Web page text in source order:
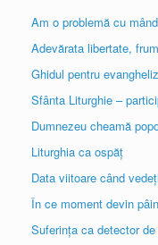
Am o problemă cu
Adevărata libertate,
Ghidul pentru
Sfânta Liturghie –
Dumnezeu cheamă
Liturghia ca ospăț
Data viitoare când
În ce moment devin
Suferința ca detector de